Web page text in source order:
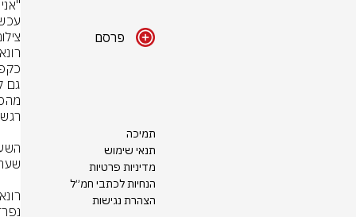
פרסם
תמיכה
תנאי שימוש
מדיניות פרטיות
הנחיות לכתבי חמ״ל
הצהרת נגישות